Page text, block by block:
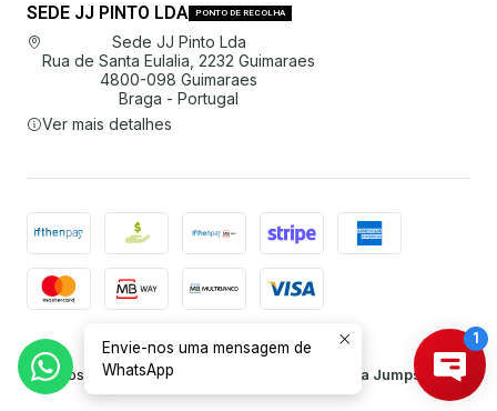
SEDE JJ PINTO LDA PONTO DE RECOLHA
Sede JJ Pinto Lda
Rua de Santa Eulalia, 2232 Guimaraes
4800-098 Guimaraes
Braga - Portugal
Ver mais detalhes
2026 JJ Pinto Lda.
Todos os Direitos Reservados.
Com tecnologia Jumpseller.
Envie-nos uma mensagem de
WhatsApp